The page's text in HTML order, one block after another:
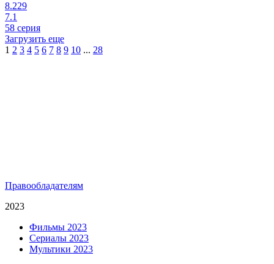
8.229
7.1
58 серия
Загрузить еще
1 2 3 4 5 6 7 8 9 10 ... 28
Правообладателям
2023
Фильмы 2023
Сериалы 2023
Мультики 2023